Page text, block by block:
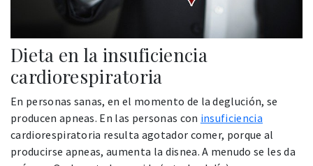
Dieta en la insuficiencia
cardiorespiratoria
En personas sanas, en el momento de la deglución, se
producen apneas. En las personas con insuficiencia
cardiorespiratoria resulta agotador comer, porque al
producirse apneas, aumenta la disnea. A menudo se les da